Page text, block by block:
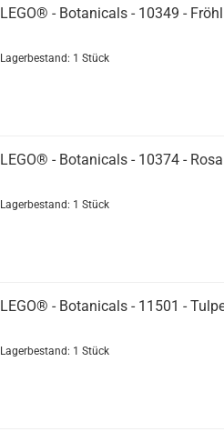
LEGO® - Botanicals - 10349 -
Lagerbestand: 1 Stück
LEGO® - Botanicals - 10374 -
Lagerbestand: 1 Stück
LEGO® - Botanicals - 11501 -
Lagerbestand: 1 Stück